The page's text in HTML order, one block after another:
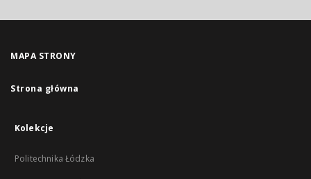
MAPA STRONY
Strona główna
Kolekcje
Politechnika Łódzka